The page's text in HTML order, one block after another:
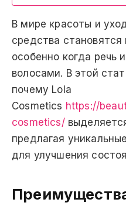
В мире красоты и
средства
особенно когда речь
волосами. В этой
почему Lola
Cosmetics https://
cosmetics/
предлагая
для улучшения